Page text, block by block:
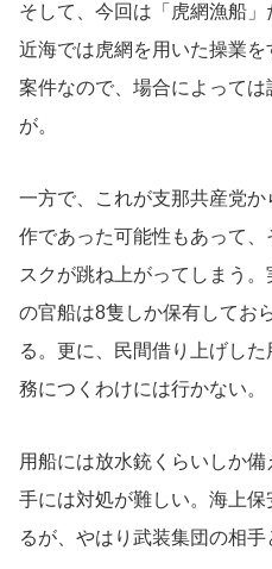
そして、今回は「虎網漁船
近海では虎網を用いた操業
案件なので、場合によって
が。
一方で、これが支那共産党
作であった可能性もあって
スクが跳ね上がってしまう
の官船は8隻しか保有してお
る。更に、民間借り上げし
務につくわけには行かない。
用船には放水銃くらいしか
手には対処が難しい。海上
るが、やはり武装集団の相手